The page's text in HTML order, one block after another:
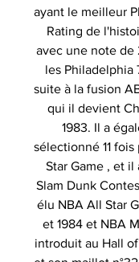
ayant le meilleur
Rating de
avec une note de
les Philadelphia
suite à la fusion
qui il devient
1983. Il a
sélectionné 11
Star Game , et
Slam Dunk
élu NBA All Star
et 1984 et NBA
introduit au Hall